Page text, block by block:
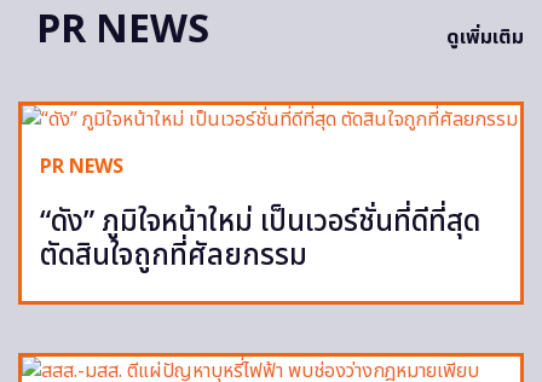
PR NEWS ดูเพิ่มเติม
PR NEWS
“ดัง” ภูมิใจหน้าใหม่ เป็นเวอร์ชั่นที่ดีที่สุด
ตัดสินใจถูกที่ศัลยกรรม